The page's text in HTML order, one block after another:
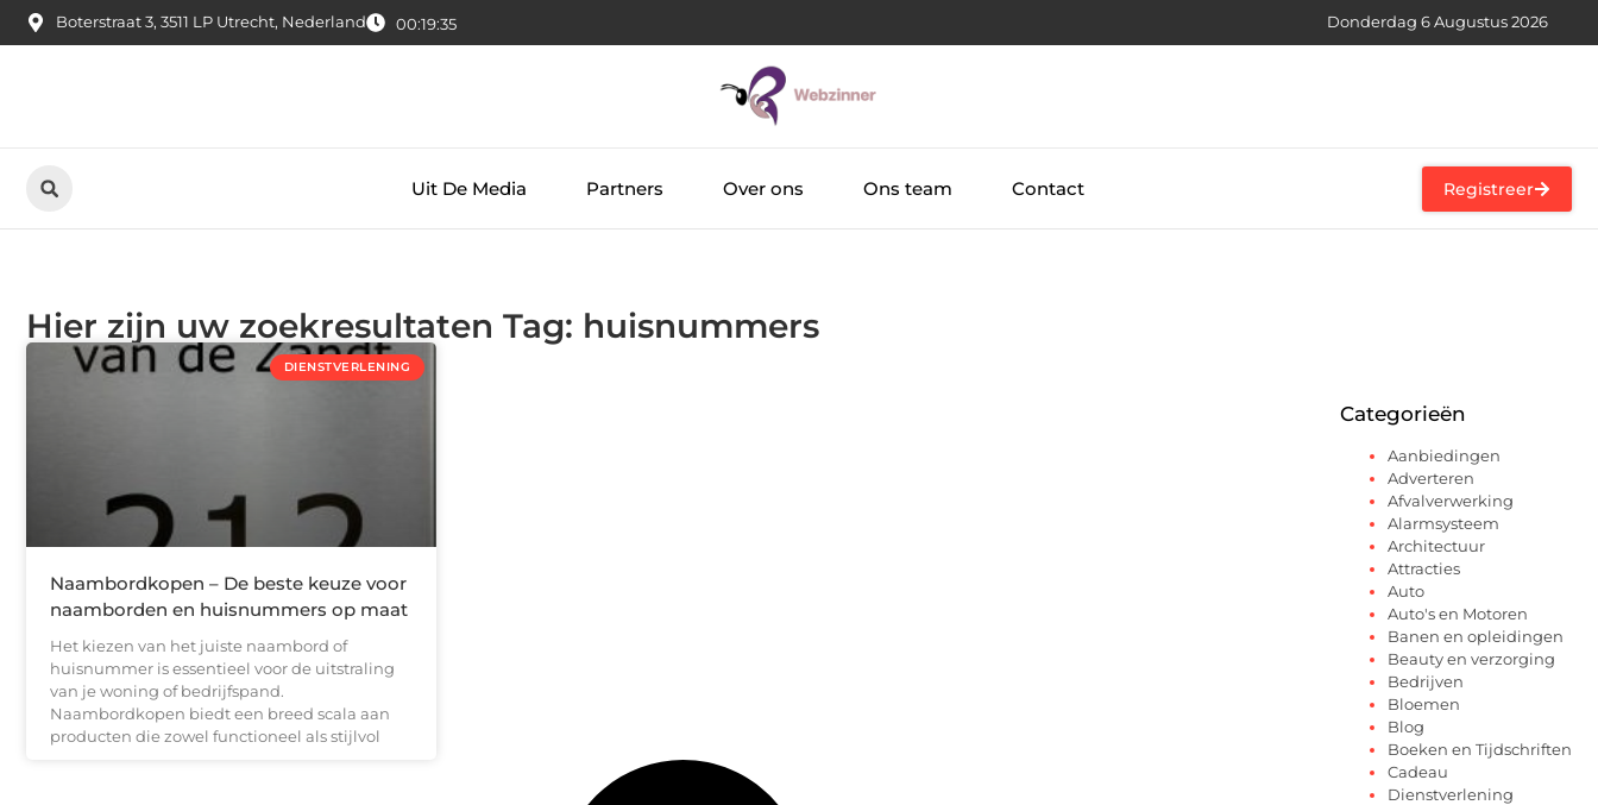
Boterstraat 3, 3511 LP Utrecht, Nederland 00:19:36 Donderdag 6 Augustus 2026
Uit De Media Partners Over ons Ons team Contact Registreer
Hier zijn uw zoekresultaten Tag: huisnummers
DIENSTVERLENING
Naambordkopen – De beste keuze voor
naamborden en huisnummers op maat
Het kiezen van het juiste naambord of
huisnummer is essentieel voor de uitstraling
van je woning of bedrijfspand.
Naambordkopen biedt een breed scala aan
producten die zowel functioneel als stijlvol
Categorieën
Aanbiedingen
Adverteren
Afvalverwerking
Alarmsysteem
Architectuur
Attracties
Auto
Auto's en Motoren
Banen en opleidingen
Beauty en verzorging
Bedrijven
Bloemen
Blog
Boeken en Tijdschriften
Cadeau
Dienstverlening